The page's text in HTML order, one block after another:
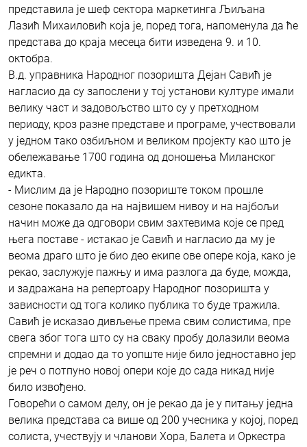
представила је шеф сектора маркетинга Љиљана
Лазић Михаиловић која је, поред тога, напоменула да ће
представа до краја месеца бити изведена 9. и 10.
октобра.
В.д. управника Народног позоришта Дејан Савић је
нагласио да су запослени у тој установи културе имали
велику част и задовољство што су у претходном
периоду, кроз разне представе и програме, учествовали
у једном тако озбиљном и великом пројекту као што је
обележавање 1700 година од доношења Миланског
едикта.
- Мислим да је Народно позориште током прошле
сезоне показало да на највишем нивоу и на најбољи
начин може да одговори свим захтевима које се пред
њега поставе - истакао је Савић и нагласио да му је
веома драго што је био део екипе ове опере која, како је
рекао, заслужује пажњу и има разлога да буде, можда,
и задражана на репертоару Народног позоришта у
зависности од тога колико публика то буде тражила.
Савић је исказао дивљење према свим солистима, пре
свега због тога што су на сваку пробу долазили веома
спремни и додао да то уопште није било једноставно јер
је реч о потпуно новој опери које до сада никад није
било извођено.
Говорећи о самом делу, он је рекао да је у питању једна
велика представа са више од 200 учесника у којој, поред
солиста, учествују и чланови Хора, Балета и Оркестра